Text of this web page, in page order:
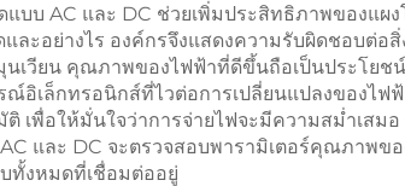
แบบ AC และ DC ช่วยเพิ่มประสิทธิภาพของแ
และอย่างไร องค์กรจึงแสดงความรับผิดชอบ
นเวียน คุณภาพของไฟฟ้าที่ดีขึ้นถือเป็นประโยช
อิเล็กทรอนิกส์ที่ไวต่อการเปลี่ยนแปลงของไฟ
เพื่อให้มั่นใจว่าการจ่ายไฟจะมีความสม่ำเส
และ DC จะตรวจสอบพารามิเตอร์คุณภาพข
ทั้งหมดที่เชื่อมต่ออยู่